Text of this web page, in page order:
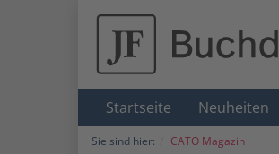
Startseite Neuheiten
Sie sind hier: CATO Magazin